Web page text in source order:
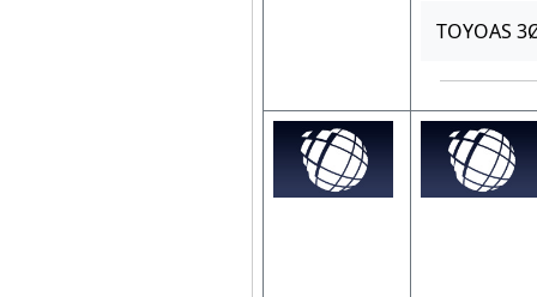
TOYOAS